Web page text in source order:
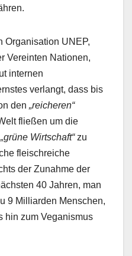
Organisation UNEP,
Vereinten Nationen,
internen
verlangt, dass bis
den „reicheren“
fließen um die
„grüne Wirtschaft“zu
fleischreiche
der Zunahme der
40 Jahren, man
9 Milliarden Menschen,
hin zum Veganismus